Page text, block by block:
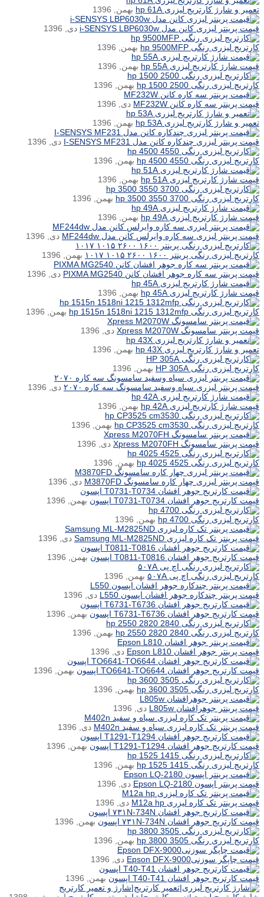
تعمیر و شارژ کارتریج لیزری hp 61A
بهمن, 1396
قیمت پرینتر لیزری کانن مدل i-SENSYS LBP6030w
دی, 1396
کارتریج لیزری رنگی hp 9500MFP
بهمن, 1396
قیمت شارژ کارتریج لیزری hp 55A
بهمن, 1396
کارتریج لیزری رنگی hp 1500 2500
بهمن, 1396
قیمت پرینتر سه کاره کانن MF232W
دی, 1396
تعمیر و شارژ کارتریج لیزری hp 53A
بهمن, 1396
قیمت پرینتر لیزری چندکاره کانن مدل I-SENSYS MF231
دی, 1396
کارتریج لیزری رنگی hp 4500 4550
بهمن, 1396
قیمت شارژ کارتریج لیزری hp 51A
بهمن, 1396
کارتریج لیزری رنگی hp 3500 3550 3700
بهمن, 1396
قیمت شارژ کارتریج لیزری hp 49A
بهمن, 1396
قیمت پرینتر لیزری سه کاره وایرلس کانن مدل MF244dw
دی, 1396
کارتریج لیزری رنگی پرینتر ۱۶۰۰ ۲۶۰۰ ۱۰۱۵ ۱۰۱۷
بهمن, 1396
قیمت پرینتر سه کاره جوهر افشان کانن PIXMA MG2540
دی, 1396
قیمت شارژ کارتریج لیزری hp 45A
بهمن, 1396
کارتریج لیزری رنگی hp 1515n 1518ni 1215 1312mfp
بهمن, 1396
قیمت پرینتر سامسونگ Xpress M2070W
دی, 1396
تعمیر و شارژ کارتریج لیزری hp 43X
بهمن, 1396
کارتریج لیزری رنگی HP 305A
بهمن, 1396
قیمت پرینتر لیزری سیاه وسفید سامسونگ سه کاره ۲۰۷۰
دی, 1396
قیمت شارژ کارتریج لیزری hp 42A
بهمن, 1396
کارتریج لیزری رنگی hp CP3525 cm3530
بهمن, 1396
قیمت پرینتر سامسونگ Xpress M2070FH
دی, 1396
کارتریج لیزری رنگی hp 4025 4525
بهمن, 1396
قیمت پرینتر لیزری چهار کاره سامسونگ M3870FD
دی, 1396
قیمت کارتریج جوهر افشان T0731-T0734 اپسون
بهمن, 1396
کارتریج لیزری رنگی hp 4700
بهمن, 1396
قیمت پرینتر تک کاره لیزری Samsung ML-M2825ND
دی, 1396
قیمت کارتریج جوهر افشان T0811-T0816 اپسون
بهمن, 1396
کارتریج لیزری رنگی اچ پی ۵۰۷A
بهمن, 1396
قیمت پرینتر چندکاره جوهر افشان اپسون L550
دی, 1396
قیمت کارتریج جوهر افشان T6731-T6736 اپسون
بهمن, 1396
کارتریج لیزری رنگی hp 2550 2820 2840
بهمن, 1396
قیمت پرینتر جوهر افشان Epson L810
دی, 1396
قیمت کارتریج جوهر افشان TO6641-TO6644 اپسون
بهمن, 1396
کارتریج لیزری رنگی hp 3600 3505
بهمن, 1396
قیمت پرینتر جوهرافشان L805w
دی, 1396
قیمت پرینتر تک کاره لیزری سیاه و سفید M402n
دی, 1396
قیمت کارتریج جوهر افشان T1291-T1294 اپسون
بهمن, 1396
کارتریج لیزری رنگی hp 1525 1415
بهمن, 1396
قیمت پرینتر اپسون Epson LQ-2180
دی, 1396
قیمت پرینتر تک کاره لیزری M12a hp
دی, 1396
قیمت کارتریج جوهر افشان ۷۳۱N-734N اپسون
بهمن, 1396
کارتریج لیزری رنگی hp 3800 3505
بهمن, 1396
قیمت چاپگر سوزنیEpson DFX-9000
دی, 1396
قیمت کارتریج جوهر افشان T40-T41 اپسون
بهمن, 1396